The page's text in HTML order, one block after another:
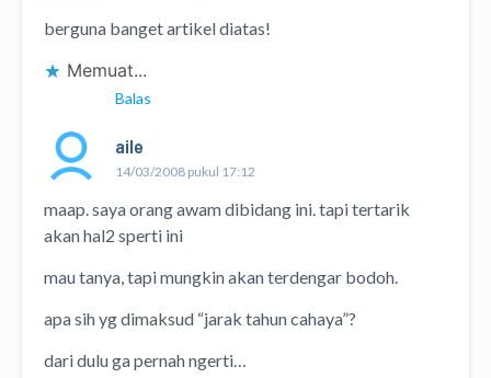
berguna banget artikel diatas!
Memuat...
Balas
aile
14/03/2008 pukul 17:12
maap. saya orang awam dibidang ini. tapi tertarik
akan hal2 sperti ini
mau tanya, tapi mungkin akan terdengar bodoh.
apa sih yg dimaksud “jarak tahun cahaya”?
dari dulu ga pernah ngerti…